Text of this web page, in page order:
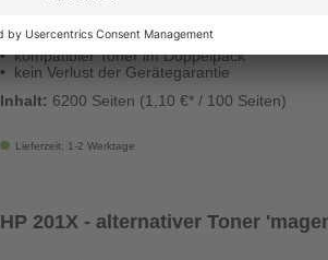
perfekte Druckergebnisse
kompatibler Toner im Doppelpack
kein Verlust der Gerätegarantie
Inhalt: 6200 Seiten (1,10 €* / 100 Seiten)
Lieferzeit: 1-2 Werktage
HP 201X - alternativer Toner